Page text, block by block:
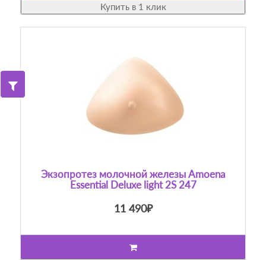
Купить в 1 клик
Экзопротез молочной железы Amoena
Essential Deluxe light 2S 247
11 490₽